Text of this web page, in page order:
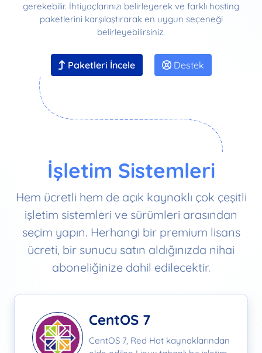
gerekebilir. İhtiyaçlarınızı belirleyerek ve farklı hosting
paketlerini karşılaştırarak en uygun seçeneği
belirleyebilirsiniz.
Paketleri İncele Destek
İşletim Sistemleri
Hem ücretli hem de açık kaynaklı çok çeşitli
işletim sistemleri ve sürümleri arasından
seçim yapın. Herhangi bir premium lisans
ücreti, bir sunucu satın aldığınızda nihai
aboneliğinize dahil edilecektir.
CentOS 7
CentOS 7, Red Hat kaynaklarından